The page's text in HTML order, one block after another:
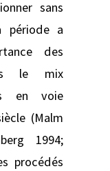
sans
période a
des
le mix
en voie
(Malm
1994;
procédés